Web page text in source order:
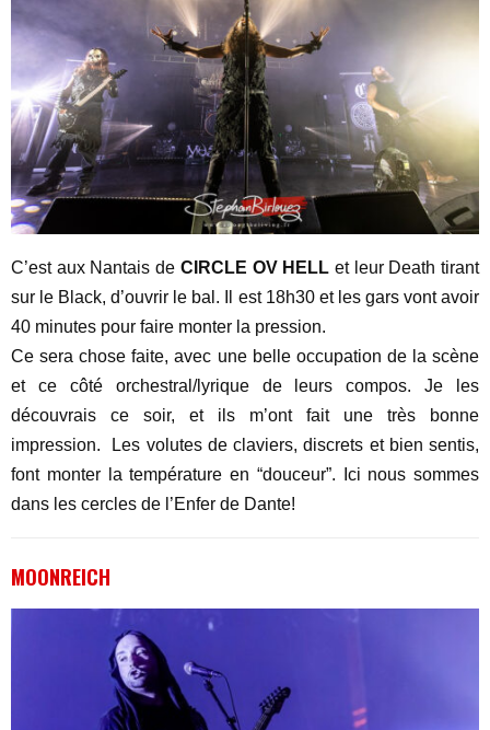
C’est aux Nantais de CIRCLE OV HELL et leur Death tirant
sur le Black, d’ouvrir le bal. Il est 18h30 et les gars vont avoir
40 minutes pour faire monter la pression.
Ce sera chose faite, avec une belle occupation de la scène
et ce côté orchestral/lyrique de leurs compos. Je les
découvrais ce soir, et ils m’ont fait une très bonne
impression. Les volutes de claviers, discrets et bien sentis,
font monter la température en “douceur”. Ici nous sommes
dans les cercles de l’Enfer de Dante!
MOONREICH